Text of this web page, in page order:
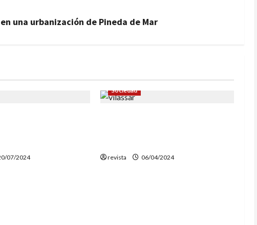
una urbanización de Pineda de Mar
07/2024
Sociedad
revista 06/04/2024